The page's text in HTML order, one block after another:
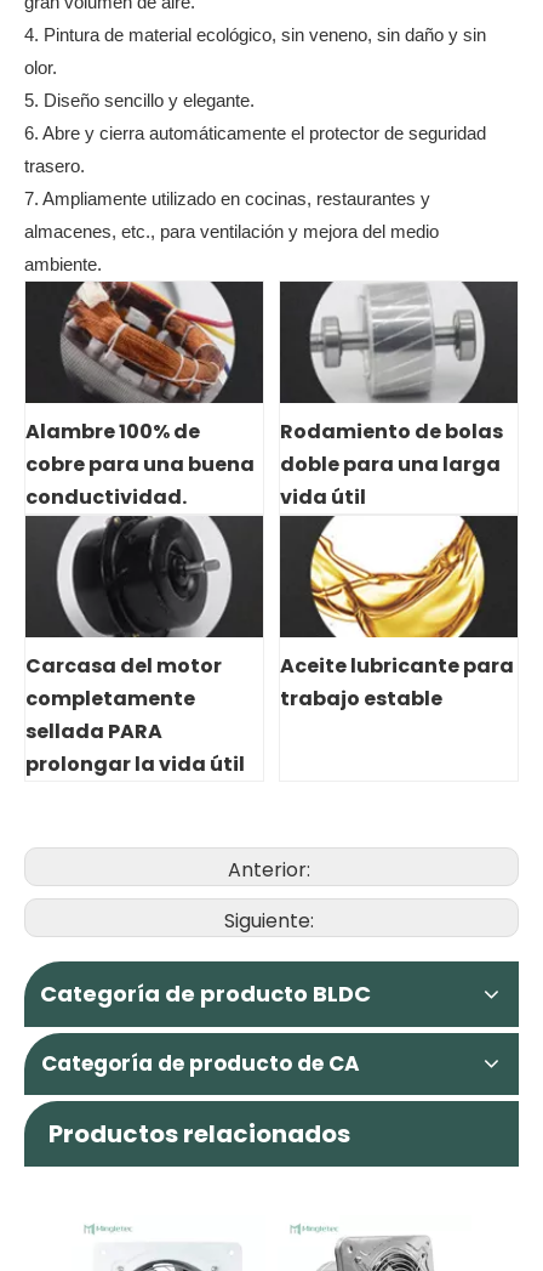
4. Pintura de material ecológico, sin veneno, sin daño y sin
olor.
5. Diseño sencillo y elegante.
6. Abre y cierra automáticamente el protector de seguridad
trasero.
7. Ampliamente utilizado en cocinas, restaurantes y
almacenes, etc., para ventilación y mejora del medio
ambiente.
Alambre 100% de
cobre para una buena
conductividad.
Rodamiento de bolas
doble para una larga
vida útil
Carcasa del motor
completamente
sellada PARA
prolongar la vida útil
Aceite lubricante para
trabajo estable
Anterior:
Siguiente:
Categoría de producto BLDC
Categoría de producto de CA
Productos relacionados